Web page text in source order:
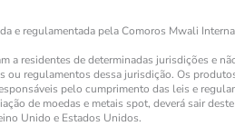
e regulamentada pela Comoros Mwali
a residentes de determinadas jurisdições e
regulamentos dessa jurisdição. Os
pelo cumprimento das leis e
de moedas e metais spot, deverá sair
Unido e Estados Unidos.